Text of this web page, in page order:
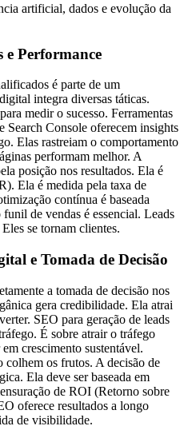
artificial, dados e evolução da
Performance
é parte de um
integra diversas táticas.
medir o sucesso. Ferramentas
Console oferecem insights
Elas rastreiam o comportamento
performam melhor. A
posição nos resultados. Ela é
Ela é medida pela taxa de
contínua é baseada
de vendas é essencial. Leads
se tornam clientes.
e Tomada de Decisão
a tomada de decisão nos
gera credibilidade. Ela atrai
SEO para geração de leads
É sobre atrair o tráfego
crescimento sustentável.
colhem os frutos. A decisão de
Ela deve ser baseada em
de ROI (Retorno sobre
oferece resultados a longo
de visibilidade.